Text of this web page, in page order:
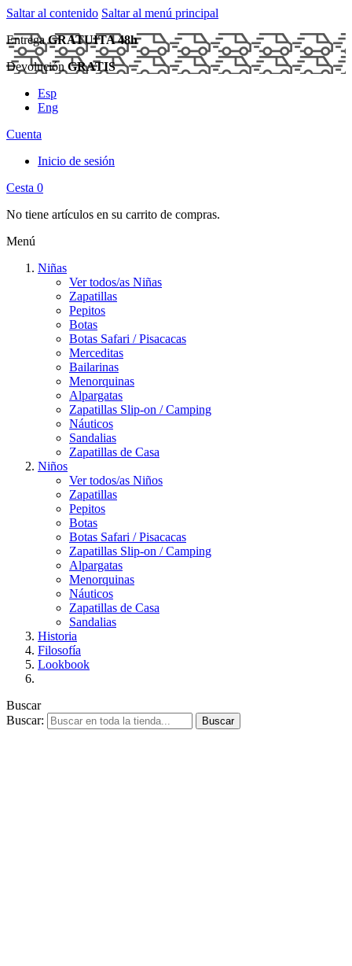
Saltar al contenido Saltar al menú principal
EntregaGRATUITA 48h
DevoluciónGRATIS
Esp
Eng
Cuenta
Inicio de sesión
Cesta 0
No tiene artículos en su carrito de compras.
Menú
Niñas
Ver todos/as Niñas
Zapatillas
Pepitos
Botas
Botas Safari / Pisacacas
Merceditas
Bailarinas
Menorquinas
Alpargatas
Zapatillas Slip-on / Camping
Náuticos
Sandalias
Zapatillas de Casa
Niños
Ver todos/as Niños
Zapatillas
Pepitos
Botas
Botas Safari / Pisacacas
Zapatillas Slip-on / Camping
Alpargatas
Menorquinas
Náuticos
Zapatillas de Casa
Sandalias
Historia
Filosofía
Lookbook
Buscar
Buscar:
Buscar